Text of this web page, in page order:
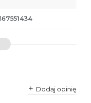
Dodaj opinię